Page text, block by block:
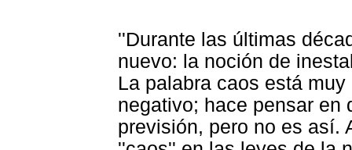
''Durante las últimas
nuevo: la noción de
La palabra caos está
negativo; hace pensar en
previsión, pero no es así.